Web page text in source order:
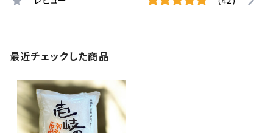
最近チェックした商品